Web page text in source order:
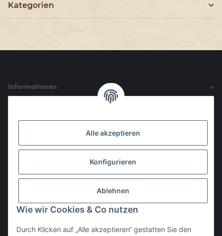
Kategorien
Informationen
Alle akzeptieren
Konfigurieren
Ablehnen
Wie wir Cookies & Co nutzen
Durch Klicken auf „Alle akzeptieren“ gestatten Sie den